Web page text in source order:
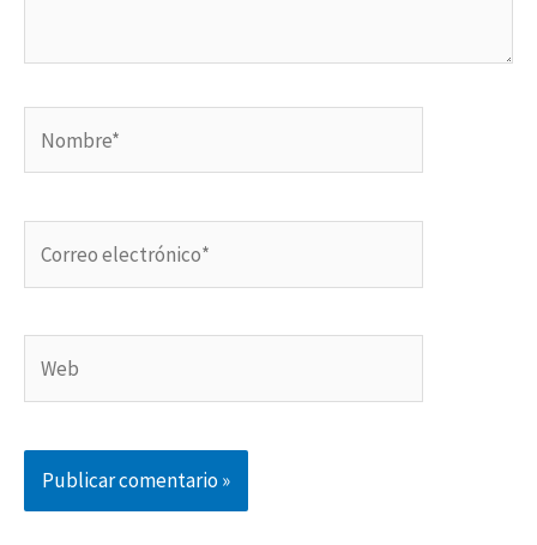
electrónico*